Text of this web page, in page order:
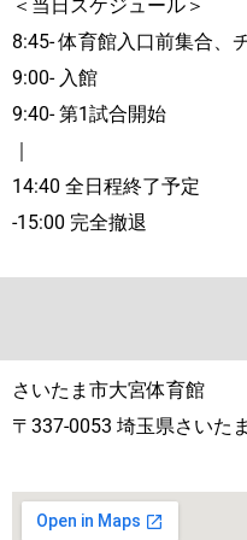
＜当日スケジュール＞
8:45- 体育館入口前集合、
9:00- 入館
9:40- 第1試合開始
14:40 全日程終了予定
-15:00 完全撤退
さいたま市大宮体育館
〒337-0053 埼玉県さいた